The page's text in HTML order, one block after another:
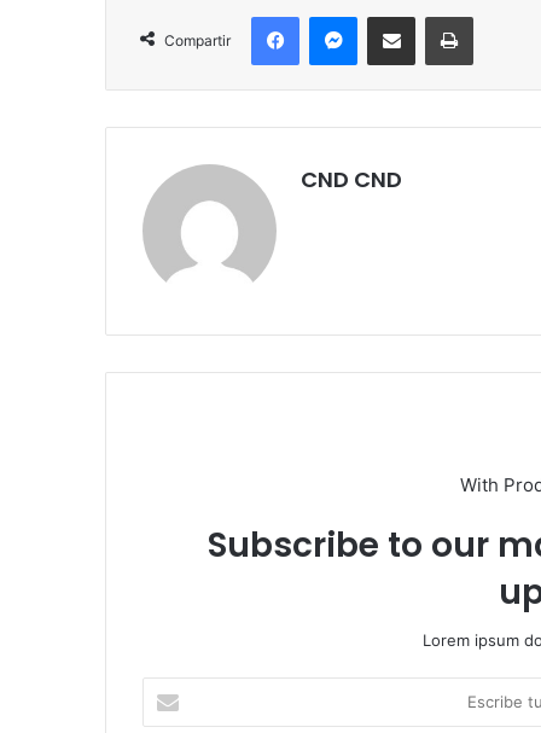
Compartir
CND CND
With
Subscribe to our
Lorem ipsum